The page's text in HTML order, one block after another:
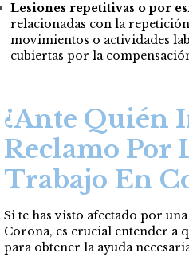
Lesiones repetitivas o por
relacionadas con la
movimientos o actividades
cubiertas por la
¿Ante Quién
Reclamo Por
Trabajo En
Si te has visto afectado por
Corona, es crucial entender a
para obtener la ayuda